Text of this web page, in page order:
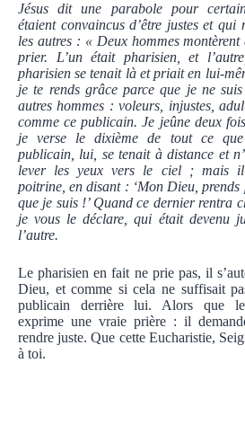
Jésus dit une parabole pour
étaient convaincus d’être justes et qui
les autres : « Deux hommes
prier. L’un était pharisien, et
pharisien se tenait là et priait en lui-
je te rends grâce parce que je ne
autres hommes : voleurs, injustes,
comme ce publicain. Je jeûne deux
je verse le dixième de tout ce
publicain, lui, se tenait à distance et
lever les yeux vers le ciel ; mais
poitrine, en disant : ‘Mon Dieu, prends
que je suis !’ Quand ce dernier rentra
je vous le déclare, qui était devenu
l’autre.
Le pharisien en fait ne prie pas, il
Dieu, et comme si cela ne suffisait
publicain derrière lui. Alors que
exprime une vraie prière : il
rendre juste. Que cette Eucharistie,
à toi.